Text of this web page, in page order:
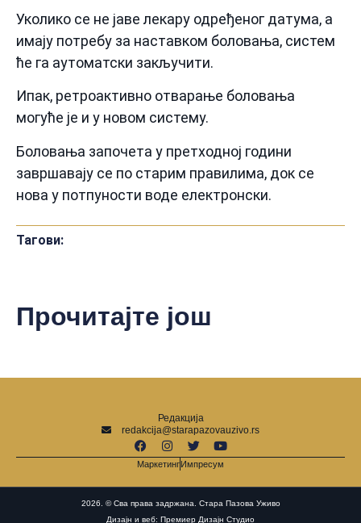
Уколико се не јаве лекару одређеног датума, а
имају потребу за наставком боловања, систем
ће га аутоматски закључити.
Ипак, ретроактивно отварање боловања
могуће је и у новом систему.
Боловања започета у претходној години
завршавају се по старим правилима, док се
нова у потпуности воде електронски.
Тагови:
Прочитајте још
Редакција
redakcija@starapazovauzivo.rs
МаркетингИмпресум
2026. © Сва права задржана. Стара Пазова Уживо
Дизајн и веб: Премиер Дизајн Студио